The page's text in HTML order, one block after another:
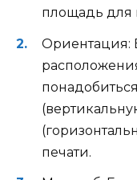
площадь
Ориентация:
печати.